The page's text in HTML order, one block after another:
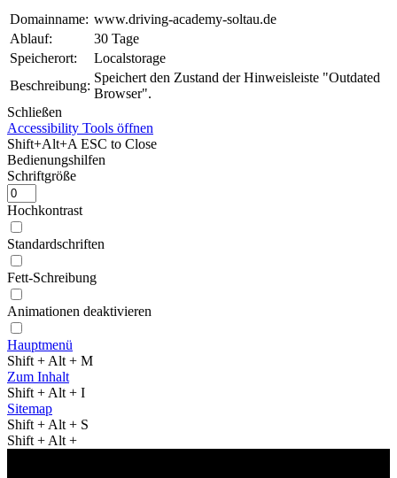
Domainname: www.driving-academy-soltau.de
Ablauf:
30 Tage
Speicherort:
Localstorage
Beschreibung:
Speichert den Zustand der Hinweisleiste "Outdated
Browser".
Schließen
Accessibility Tools öffnen
Shift+Alt+A ESC to Close
Bedienungshilfen
Schriftgröße
Hochkontrast
Standardschriften
Fett-Schreibung
Animationen deaktivieren
Hauptmenü
Shift + Alt + M
Zum Inhalt
Shift + Alt + I
Sitemap
Shift + Alt + S
Shift + Alt +